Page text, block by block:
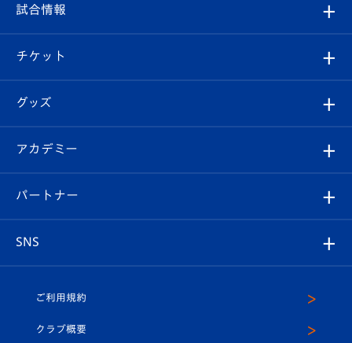
試合情報
チケット
イベント
メディア
ホームタウン
クラブ概要
エンブレム紹介
スタッフプロフィール
マスコット紹介
観戦ルール
はじめての観戦ガイド
Revive Team
ヴィヴィくんの長崎おもてなしガイド
試合情報
試合日程/結果
フォトギャラリー
スタジアムグルメ
チケット
チケット
V-LOVERS（ファンクラブ）
プレイヤーズスイート
グッズ
オンラインショップ
店舗情報
アカデミー
育成からのお知らせ
U-18
パートナー
SNS
ヴィヴィくんインスタグラム
ご利用規約
クラブ概要